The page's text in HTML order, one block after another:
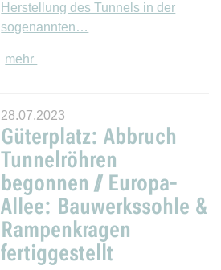
Herstellung des Tunnels in der
sogenannten…
mehr
28.07.2023
Güterplatz: Abbruch
Tunnelröhren
begonnen // Europa-
Allee: Bauwerkssohle &
Rampenkragen
fertiggestellt